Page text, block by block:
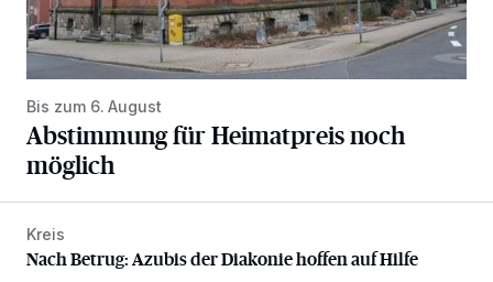
Bis zum 6. August
Abstimmung für Heimatpreis noch
möglich
Nach Betrug: Azubis der Diakonie hoffen auf Hilfe
Kreis
Nach Betrug: Azubis der Diakonie hoffen auf Hilfe